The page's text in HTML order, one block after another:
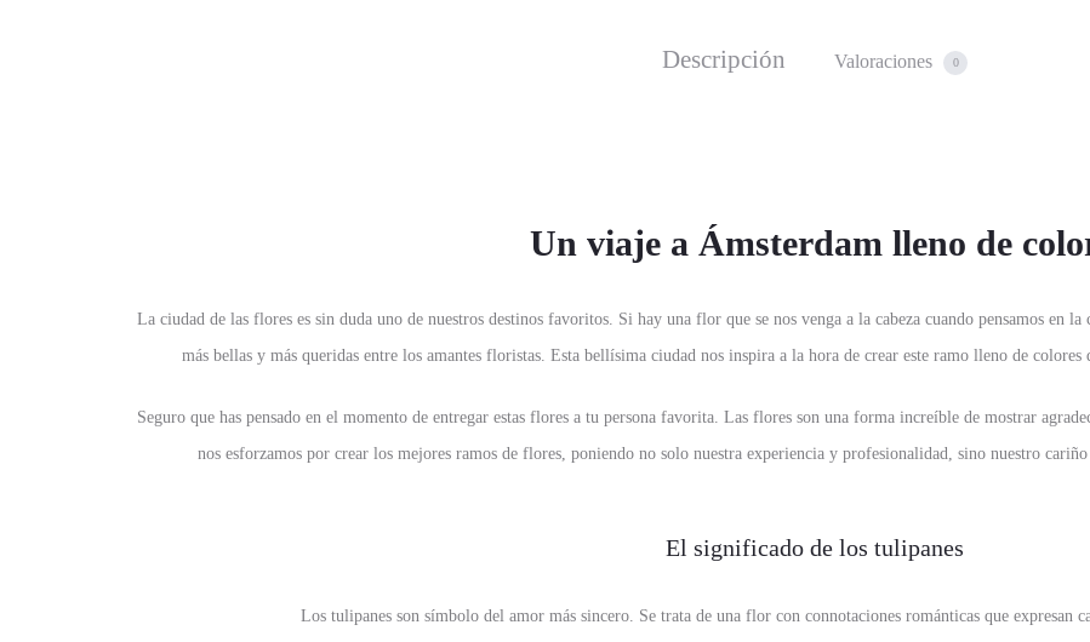
Descripción Valoraciones 0
Un viaje a Ámsterdam lleno de
La ciudad de las flores es sin duda uno de nuestros destinos favoritos. Si hay una flor que se nos venga a la cabeza cuando pensamos en
más bellas y más queridas entre los amantes floristas. Esta bellísima ciudad nos inspira a la hora de crear este ramo lleno de
Seguro que has pensado en el momento de entregar estas flores a tu persona favorita. Las flores son una forma increíble de mostrar
nos esforzamos por crear los mejores ramos de flores, poniendo no solo nuestra experiencia y profesionalidad, sino nuestro
El significado de los tulipanes
Los tulipanes son símbolo del amor más sincero. Se trata de una flor con connotaciones románticas que expresan